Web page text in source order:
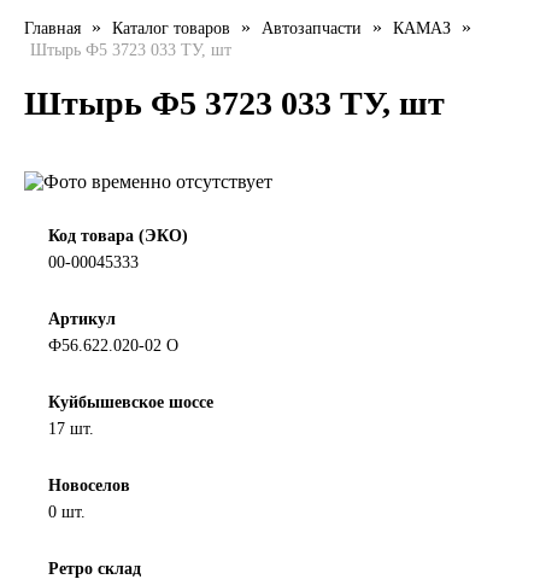
LIQUI MOLY
LUXE
MOTUL
OIL RIGHT
Petro Canada
SHELL
SINTEC
Главная » Каталог товаров » Автозапчасти » КАМАЗ »
Штырь Ф5 3723 033 ТУ, шт
Штырь Ф5 3723 033 ТУ, шт
Код товара (ЭКО)
00-00045333
Артикул
Ф56.622.020-02 О
Куйбышевское шоссе
17 шт.
Новоселов
0 шт.
Ретро склад